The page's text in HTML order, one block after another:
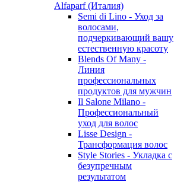
Alfaparf (Италия)
Semi di Lino - Уход за
волосами,
подчеркивающий вашу
естественную красоту
Blends Of Many -
Линия
профессиональных
продуктов для мужчин
Il Salone Milano -
Профессиональный
уход для волос
Lisse Design -
Трансформация волос
Style Stories - Укладка с
безупречным
результатом